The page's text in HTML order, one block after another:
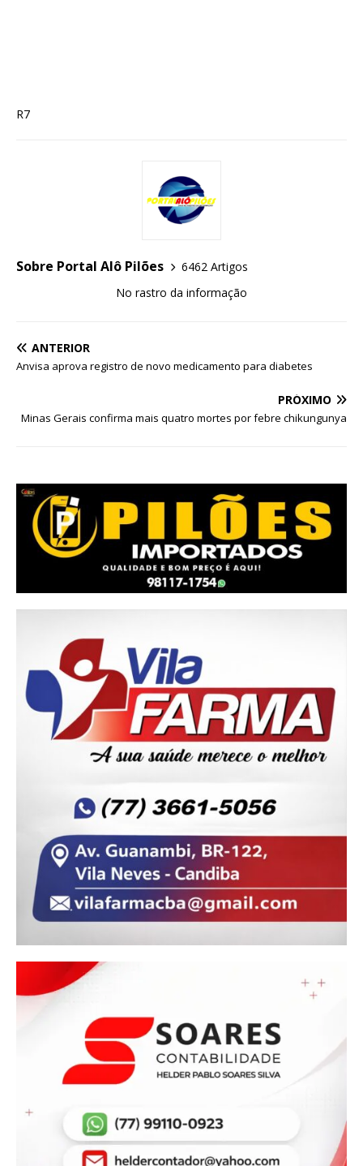
R7
Sobre Portal Alô Pilões
6462 Artigos
No rastro da informação
ANTERIOR
Anvisa aprova registro de novo medicamento para diabetes
PRÓXIMO
Minas Gerais confirma mais quatro mortes por febre chikungunya